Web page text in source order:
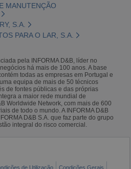
MANUTENÇÃO
S.A.
PARA O LAR, S.A.
pela INFORMA D&B, líder no
há mais de 100 anos. A base
todas as empresas em Portugal e
equipa de mais de 50 técnicos
de fontes públicas e das próprias
a maior rede mundial de
Worldwide Network, com mais de 600
de todo o mundo. A INFORMA D&B
D&B S.A. que faz parte do grupo
integral do risco comercial.
de Utilização Condições Gerais